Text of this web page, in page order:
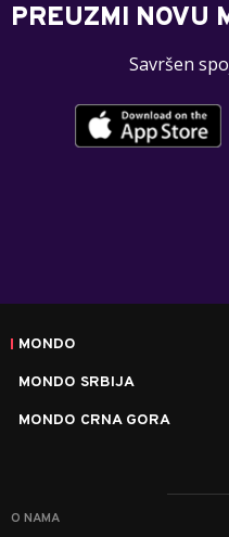
PREUZMI NOVU
Savršen
MONDO
MONDO SRBIJA
MONDO CRNA GORA
O NAMA